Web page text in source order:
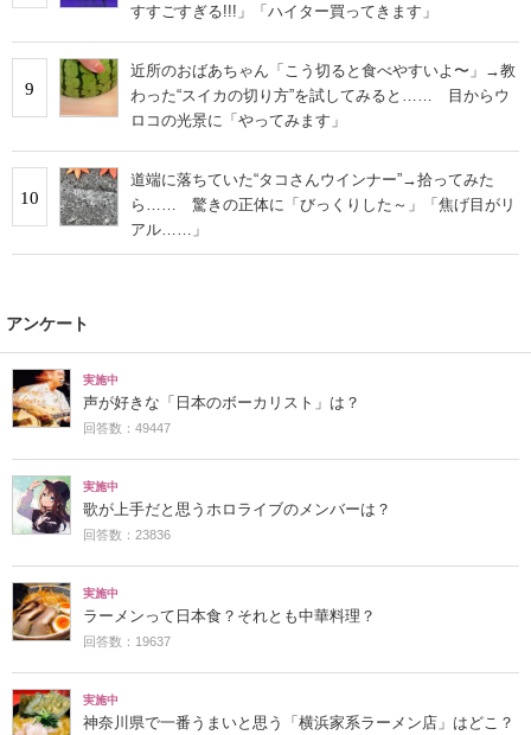
すすごすぎる!!!」「ハイター買ってきます」
9
近所のおばあちゃん「こう切ると食べやすいよ〜」→教
わった“スイカの切り方”を試してみると…… 目からウ
ロコの光景に「やってみます」
10
道端に落ちていた“タコさんウインナー”→拾ってみた
ら…… 驚きの正体に「びっくりした～」「焦げ目がリ
アル……」
アンケート
実施中
声が好きな「日本のボーカリスト」は？
回答数：49447
実施中
歌が上手だと思うホロライブのメンバーは？
回答数：23836
実施中
ラーメンって日本食？それとも中華料理？
回答数：19637
実施中
神奈川県で一番うまいと思う「横浜家系ラーメン店」はどこ？